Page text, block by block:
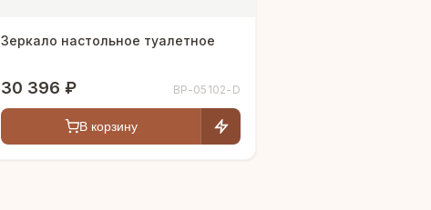
Зеркало настольное туалетное
30 396 ₽ BP-05102-D
В корзину